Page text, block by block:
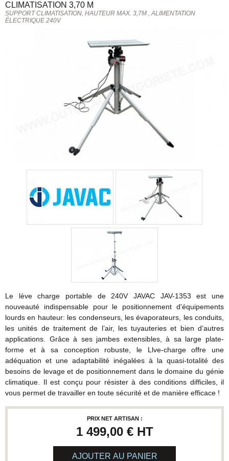
CLIMATISATION 3,70 M
SUPPORT CLIMATISATION, HAUTEUR MAX. 3,7M , ALIMENTATION
ÉLECTRIQUE 240V
Le lève charge portable de 240V JAVAC JAV-1353 est une
nouveauté indispensable pour le positionnement d'équipements
lourds en hauteur: les condenseurs, les évaporateurs, les conduits,
les unités de traitement de l’air, les tuyauteries et bien d’autres
applications. Grâce à ses jambes extensibles, à sa large plate-
forme et à sa conception robuste, le Llve-charge offre une
adéquation et une adaptabilité inégalées à la quasi-totalité des
besoins de levage et de positionnement dans le domaine du génie
climatique. Il est conçu pour résister à des conditions difficiles, il
vous permet de travailler en toute sécurité et de manière efficace !
PRIX NET ARTISAN :
1 499,00 €HT
AJOUTER AU PANIER